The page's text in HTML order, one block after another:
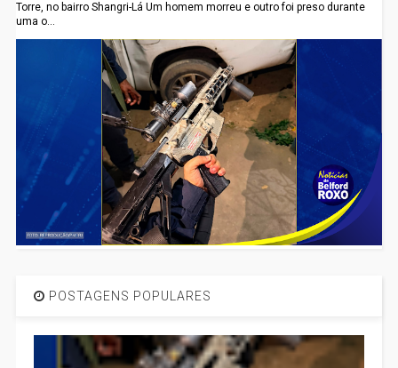
Torre, no bairro Shangri-Lá Um homem morreu e outro foi preso durante
uma o...
POSTAGENS POPULARES